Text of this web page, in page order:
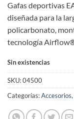
Gafas deportivas
diseñada para la
policarbonato,
tecnología
Sin existencias
SKU:04500
Categorías:Accesorios,